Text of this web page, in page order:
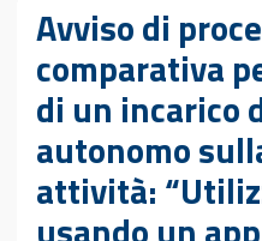
Avviso di
comparativa
di un incarico
autonomo
attività: